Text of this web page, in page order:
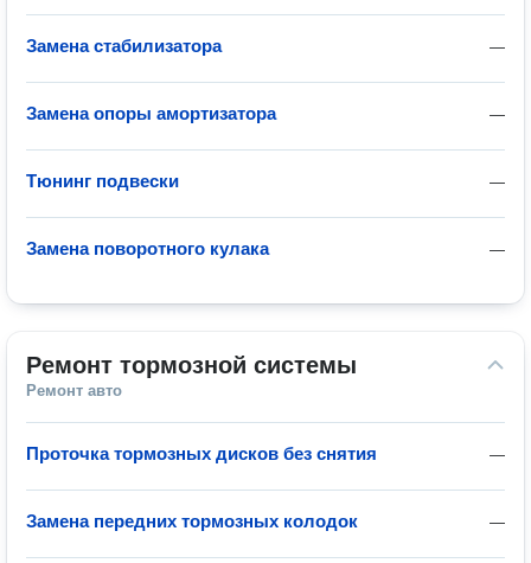
—
Замена стабилизатора
—
Замена опоры амортизатора
—
Тюнинг подвески
—
Замена поворотного кулака
Ремонт тормозной системы
Ремонт авто
—
Проточка тормозных дисков без снятия
—
Замена передних тормозных колодок